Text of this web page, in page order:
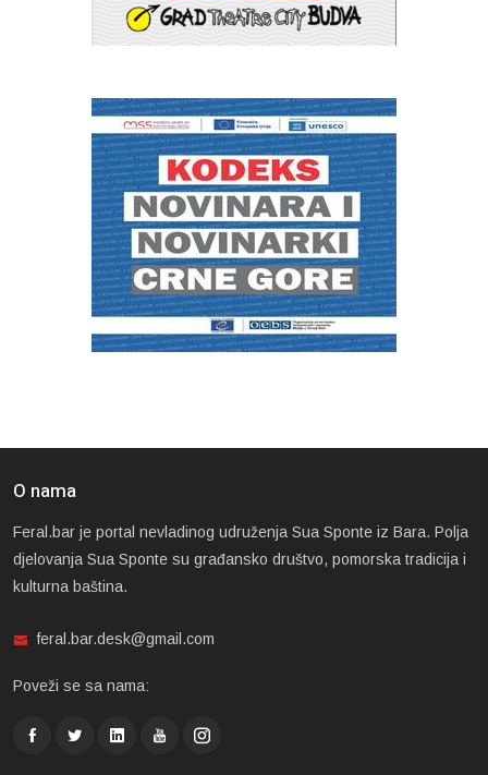
O nama
Feral.bar je portal nevladinog udruženja Sua Sponte iz Bara. Polja
djelovanja Sua Sponte su građansko društvo, pomorska tradicija i
kulturna baština.
feral.bar.desk@gmail.com
Poveži se sa nama: